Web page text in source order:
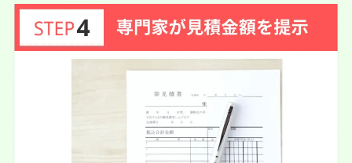
話しやすさ 5 5 5
価格の妥当性
依頼内容 相続放棄依頼金額 50万円
2026/05/01
他の事務所も見積依頼させていただきました。相続放棄が
大人数のため対面で相談出来るところにしました。